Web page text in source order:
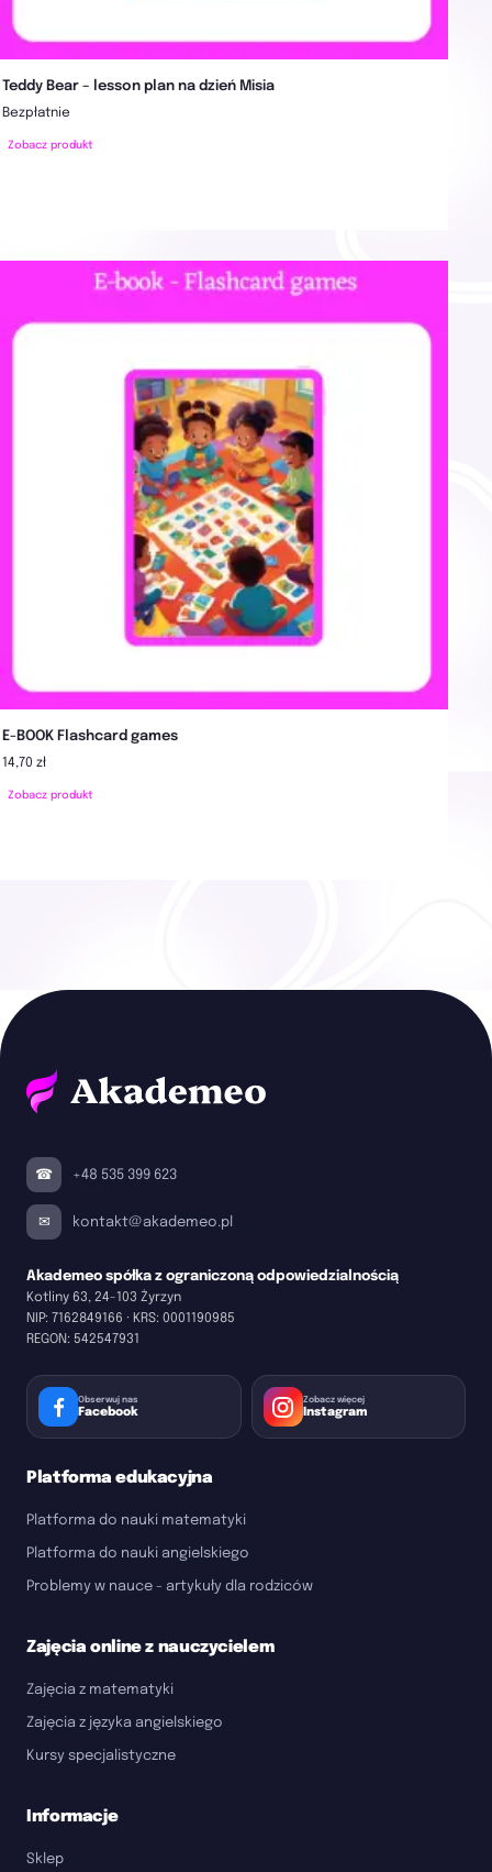
Teddy Bear – lesson plan na dzień Misia
Bezpłatnie
Zobacz produkt
E-BOOK Flashcard games
14,70 zł
Zobacz produkt
+48 535 399 623
kontakt@akademeo.pl
Akademeo spółka z ograniczoną odpowiedzialnością
Kotliny 63, 24-103 Żyrzyn
NIP: 7162849166 · KRS: 0001190985
REGON: 542547931
Obserwuj nas
Facebook
Zobacz więcej
Instagram
Platforma edukacyjna
Platforma do nauki matematyki
Platforma do nauki angielskiego
Problemy w nauce - artykuły dla rodziców
Zajęcia online z nauczycielem
Zajęcia z matematyki
Zajęcia z języka angielskiego
Kursy specjalistyczne
Informacje
Sklep